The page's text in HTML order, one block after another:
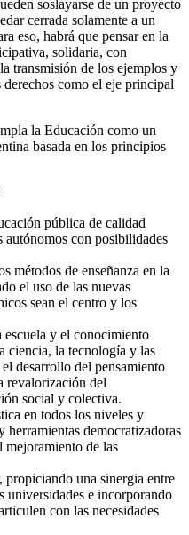
soslayarse de un proyecto
cerrada solamente a un
eso, habrá que pensar en la
solidaria, con
transmisión de los ejemplos y
derechos como el eje principal
la Educación como un
basada en los principios
pública de calidad
autónomos con posibilidades
métodos de enseñanza en la
el uso de las nuevas
sean el centro y los
y el conocimiento
ciencia, la tecnología y las
desarrollo del pensamiento
revalorización del
social y colectiva.
en todos los niveles y
herramientas democratizadoras
mejoramiento de las
propiciando una sinergia entre
universidades e incorporando
con las necesidades